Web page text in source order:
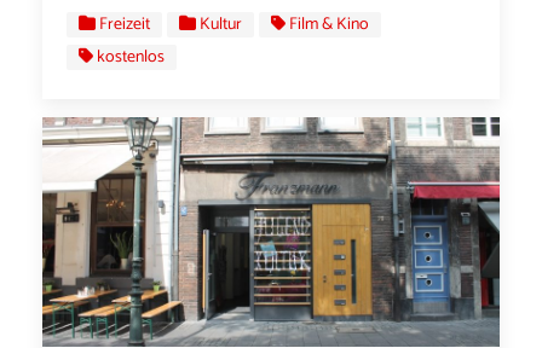
Freizeit Kultur
Film & Kino
kostenlos